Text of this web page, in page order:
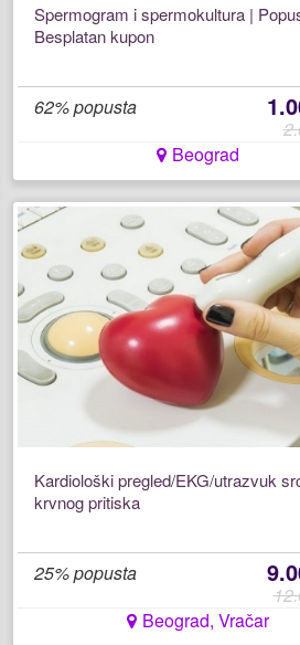
Spermogram i spermokultura |
Besplatan kupon
62% popusta
Beograd
Kardiološki pregled/EKG/utrazvuk
krvnog pritiska
25% popusta
Beograd, Vračar